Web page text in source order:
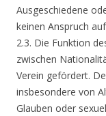
Ausgeschiedene
keinen Anspruch
2.3. Die Funktion
zwischen
Verein gefördert.
insbesondere von
Glauben oder